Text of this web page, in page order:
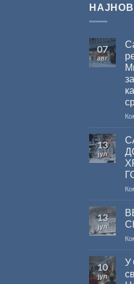
07
авг
13
јул
13
јул
10
јул
У